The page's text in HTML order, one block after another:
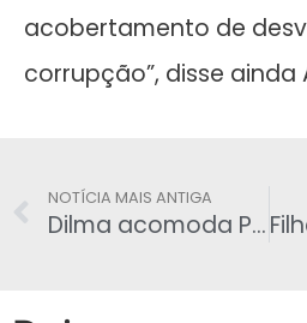
acobertamento de
corrupção”, disse ainda
NOTÍCIA MAIS ANTIGA
Dilma acomoda PT, PMDB e PDT e conclui reforma